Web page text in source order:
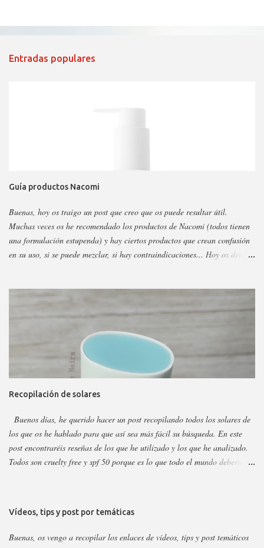
Entradas populares
Guía productos Nacomi
Buenas, hoy os traigo un post que creo que os puede resultar útil.
Muchas veces os he recomendado los productos de Nacomi (todos tienen
una formulación estupenda) y hay ciertos productos que crean confusión
en su uso, si se puede mezclar, si hay contraindicaciones... Hoy os detallo
corporales, así es más fácil, además al final añadiré gamas concretas. La
marca tiene otros sérum y cremas, pero estos son los más dificilillos de
tenéis en casi todas las perfumerías, es cruelty free y casi toda vegana.
Hay ciertos productos que no están en todas las webs, pero como se suele
decir Google es nuestro amigo. Empecemos: Productos faciales Dermo
loción limpiadora ceramidas Precio: 4 euros. Cantidad: 150 ml.
Propiedades: Limpiador acuoso para todas las pieles, pero p...
Recopilación de solares
Buenos días, he querido hacer un post recopilando todos los solares de
los que os he hablado para que así sea más fácil su búsqueda. En este
post encontraréis reseñas de los que he utilizado y los que he analizado.
Todos son cruelty free y spf 50 porque es lo que todo el mundo debería
pero las marcas sacan año tras año los mismo, aunque suelen cambiar el
envase. Si no veis alguno es porque ya está analizado, así que revisad el
Vídeos, tips y post por temáticas
Buenas, os vengo a recopilar los enlaces de vídeos, tips y post temáticos